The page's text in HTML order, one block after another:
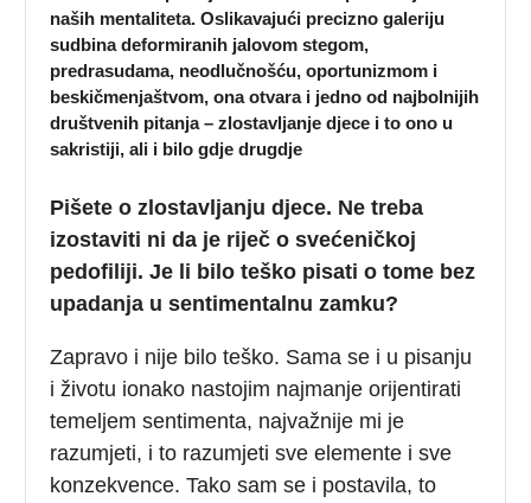
naših mentaliteta. Oslikavajući precizno galeriju
sudbina deformiranih jalovom stegom,
predrasudama, neodlučnošću, oportunizmom i
beskičmenjaštvom, ona otvara i jedno od najbolnijih
društvenih pitanja – zlostavljanje djece i to ono u
sakristiji, ali i bilo gdje drugdje
Pišete o zlostavljanju djece. Ne treba
izostaviti ni da je riječ o svećeničkoj
pedofiliji. Je li bilo teško pisati o tome bez
upadanja u sentimentalnu zamku?
Zapravo i nije bilo teško. Sama se i u pisanju
i životu ionako nastojim najmanje orijentirati
temeljem sentimenta, najvažnije mi je
razumjeti, i to razumjeti sve elemente i sve
konzekvence. Tako sam se i postavila, to